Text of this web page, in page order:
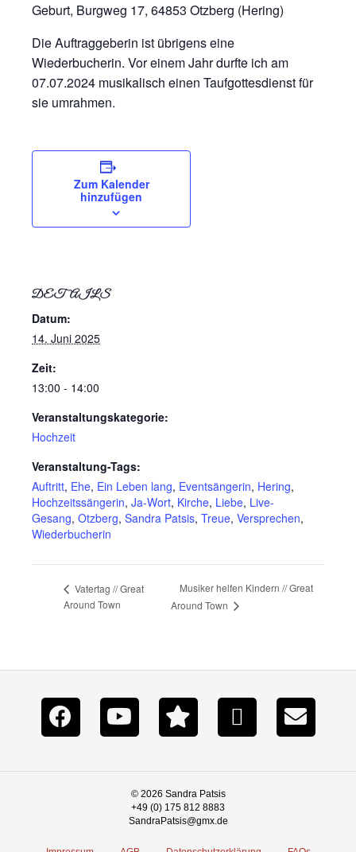
Geburt, Burgweg 17, 64853 Otzberg (Hering)
Die Auftraggeberin ist übrigens eine
Wiederbucherin. Vor einem Jahr durfte ich am
07.07.2024 musikalisch einen Taufgottesdienst für
sie umrahmen.
Zum Kalender
hinzufügen
DETAILS
Datum:
14. Juni 2025
Zeit:
13:00 - 14:00
Veranstaltungskategorie:
Hochzeit
Veranstaltung-Tags:
Auftritt, Ehe, Ein Leben lang, Eventsängerin, Hering,
Hochzeitssängerin, Ja-Wort, Kirche, Liebe, Live-
Gesang, Otzberg, Sandra Patsis, Treue, Versprechen,
Wiederbucherin
Vatertag // Great
Around Town
Musiker helfen Kindern // Great
Around Town
© 2026 Sandra Patsis
+49 (0) 175 812 8883
SandraPatsis@gmx.de